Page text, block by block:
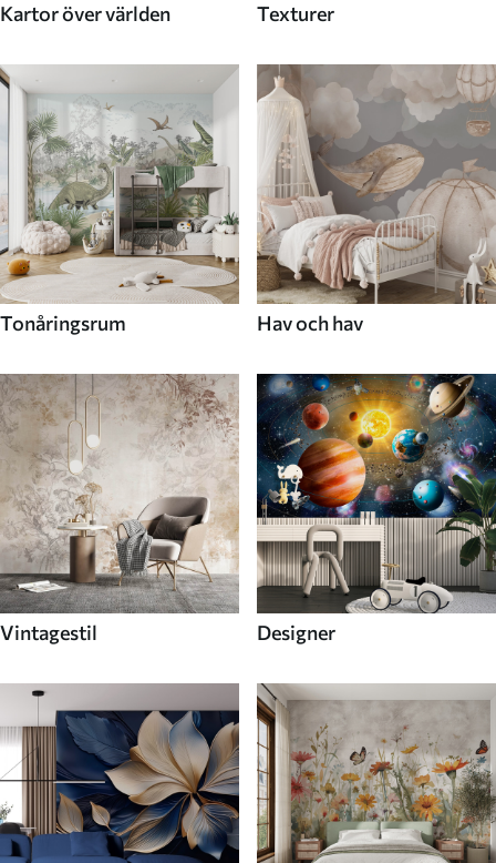
Kartor över världen Texturer
Tonåringsrum Hav och hav
Vintagestil Designer